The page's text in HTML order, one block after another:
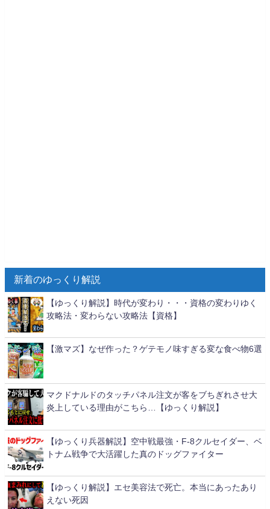
新着のゆっくり解説
【ゆっくり解説】時代が変わり・・・資格の変わりゆく
攻略法・変わらない攻略法【資格】
【激マズ】なぜ作った？ゲテモノ味すぎる変な食べ物6選
マクドナルドのタッチパネル注文が客をブちぎれさせ大
炎上している理由がこちら…【ゆっくり解説】
【ゆっくり兵器解説】空中戦最強・F-8クルセイダー、ベ
トナム戦争で大活躍した真のドッグファイター
【ゆっくり解説】エセ美容法で死亡。本当にあったあり
えない死因